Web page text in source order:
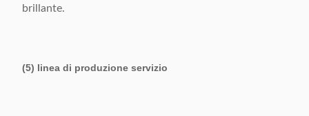
brillante.
(5) linea di produzione servizio